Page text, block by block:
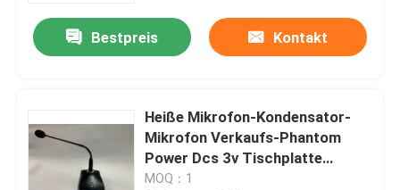
Bestpreis Kontakt
Heiße Mikrofon-Kondensator-
Mikrofon Verkaufs-Phantom
Power Dcs 3v Tischplatte
verdrahtetes
MOQ：1